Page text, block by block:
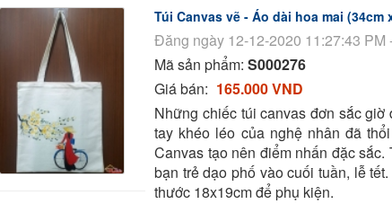
Túi Canvas vẽ - Áo dài hoa mai (34cm
Đăng ngày 12-12-2020 11:27:43 PM
Mã sản phẩm:S000276
Giá bán: 165.000 VND
Những chiếc túi canvas đơn sắc
tay khéo léo của nghệ nhân đã
Canvas tạo nên điểm nhấn đặc
bạn trẻ dạo phố vào cuối tuần, lễ
thước 18x19cm để phụ kiện.